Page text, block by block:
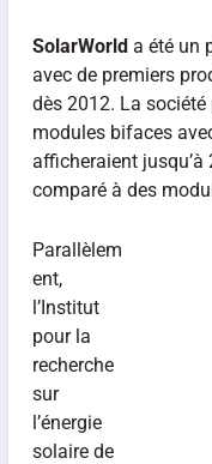
SolarWorld a été un
avec de premiers
dès 2012. La société
modules bifaces
afficheraient
comparé à des
Parallèlem
ent,
l’Institut
pour la
recherche
sur
l’énergie
solaire de